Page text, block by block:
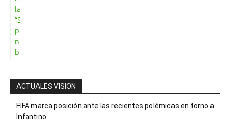
la palabra
“Suscripción”
para recibir
nuestro
boletín
ACTUALES VISION
FIFA marca posición ante las recientes polémicas en torno a
Infantino